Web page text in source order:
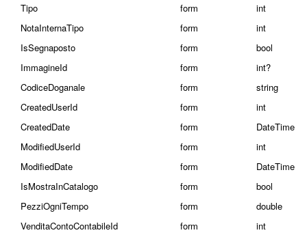
Tipo
form
int
NotaInternaTipo
form
int
IsSegnaposto
form
bool
ImmagineId
form
int?
CodiceDoganale
form
string
CreatedUserId
form
int
CreatedDate
form
DateTime
ModifiedUserId
form
int
ModifiedDate
form
DateTime
IsMostraInCatalogo
form
bool
PezziOgniTempo
form
double
VenditaContoContabileId
form
int